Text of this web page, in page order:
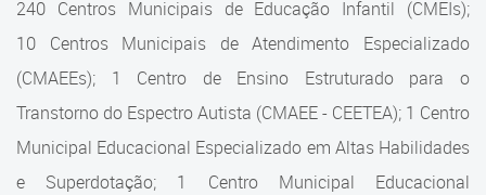
Cadastramento Escolar
Cadastro Online
Portal ICS Instituto Curitiba de
Portal Aprendere
Estrutura da Secretaria
Superintendência Executiva
Departamento de Logística
240 Centros Municipais de Educação Infantil (CMEIs);
10 Centros Municipais de Atendimento Especializado
(CMAEEs); 1 Centro de Ensino Estruturado para o
Transtorno do Espectro Autista (CMAEE - CEETEA); 1 Centro
Municipal Educacional Especializado em Altas Habilidades
e Superdotação; 1 Centro Municipal Educacional